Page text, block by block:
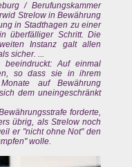
/ Berufungskammer
Strelow in Bewährung
in Stadthagen zu einer
überfälliger Schritt. Die
Instanz galt allen
sicher. ...
Auf einmal
so dass sie in ihrem
auf Bewährung
dem uneingeschränkt
forderte,
übrig, als Strelow noch
er "nicht ohne Not" den
wolle.